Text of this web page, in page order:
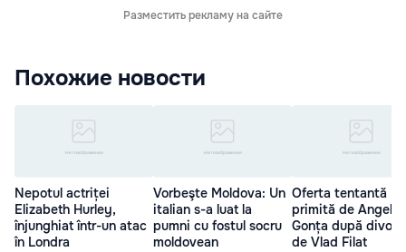
Разместить рекламу на сайте
Похожие новости
Nepotul actriței
Elizabeth Hurley,
înjunghiat într-un atac
în Londra
Vorbeşte Moldova: Un
italian s-a luat la
pumni cu fostul socru
moldovean
Oferta tentantă
primită de Angela
Gonța după
de Vlad Filat